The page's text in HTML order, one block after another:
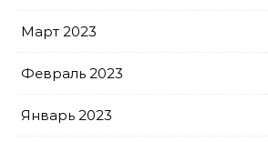
Март 2023
Февраль 2023
Январь 2023